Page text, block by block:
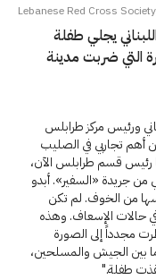
يجلي طفلة
التي ضربت مدينة
ورئيس مركز طرابلس
أهم تجاربي في الصليب
وأنا رئيس قسم طرابلس الآن،
جريدة «السفير». أبدو
من الخوف. لم تكن
في حالات الإسعاف. وهذه
مجدداً إلى الصورة
بين الجيش والمسلحين،
طفلة."